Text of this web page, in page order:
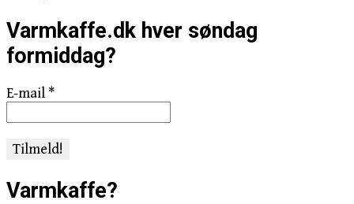
Varmkaffe.dk hver søndag
formiddag?
E-mail*
Varmkaffe?